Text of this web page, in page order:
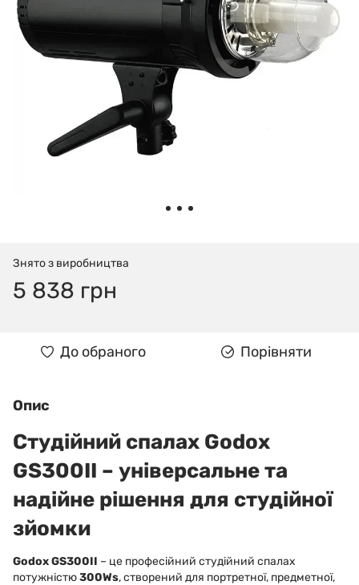
Знято з виробництва
5 838 грн
До обраного Порівняти
Опис
Студійний спалах Godox
GS300II – універсальне та
надійне рішення для студійної
зйомки
Godox GS300II – це професійний студійний спалах
потужністю300Ws, створений для портретної, предметної,